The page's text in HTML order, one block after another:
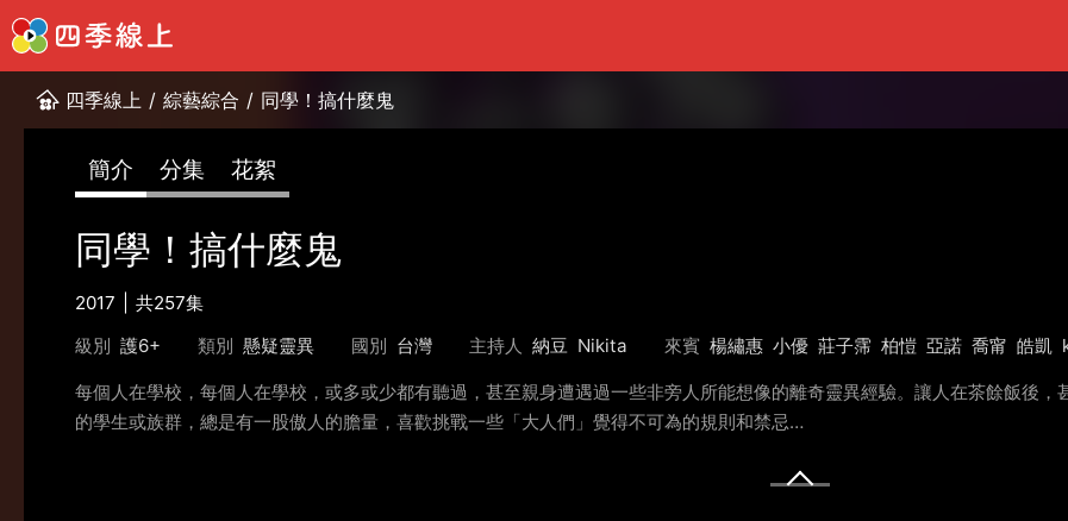
四季線上 / 綜藝綜合 / 同學！搞什麼鬼
簡介 分集 花絮
同學！搞什麼鬼
2017
共257集
級別 護6+ 類別 懸疑靈異 國別 台灣 主持人 納豆 Nikita 來賓 楊繡惠 小優 莊子霈 柏愷 亞諾 喬甯 皓凱
每個人在學校，每個人在學校，或多或少都有聽過，甚至親身遭遇過一些非旁人所能想像的離奇靈異經驗。讓人在茶餘飯後
的學生或族群，總是有一股傲人的膽量，喜歡挑戰一些「大人們」覺得不可為的規則和禁忌…